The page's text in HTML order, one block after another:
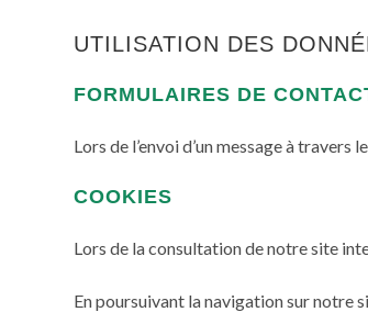
UTILISATION DES
FORMULAIRES DE
Lors de l’envoi d’un message à
COOKIES
Lors de la consultation de notre site
En poursuivant la navigation sur notre